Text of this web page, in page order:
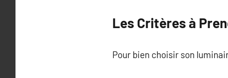
Les Critères à
Pour bien choisir son